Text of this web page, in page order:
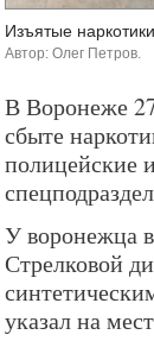
Изъятые наркотики.
Автор: Олег Петров.
В Воронеже
сбыте
полицейские
У воронежца
Стрелковой
указал на